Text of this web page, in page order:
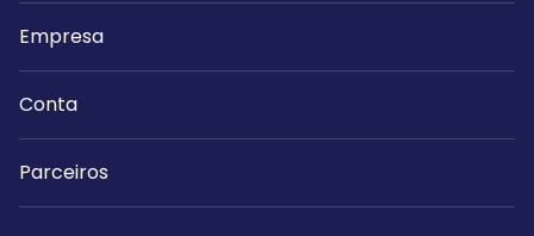
Empresa
Conta
Parceiros